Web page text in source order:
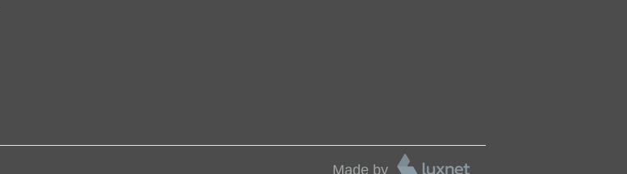
Made by